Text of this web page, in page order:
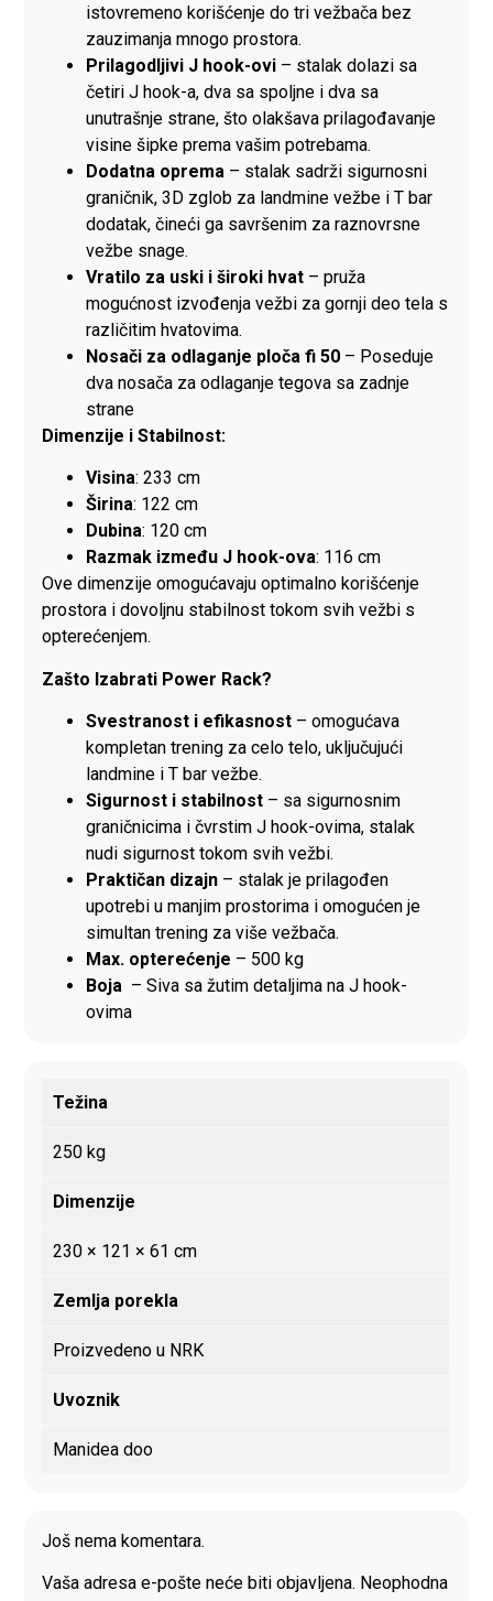
istovremeno korišćenje do tri vežbača bez
zauzimanja mnogo prostora.
Prilagodljivi J hook-ovi – stalak dolazi sa
četiri J hook-a, dva sa spoljne i dva sa
unutrašnje strane, što olakšava prilagođavanje
visine šipke prema vašim potrebama.
Dodatna oprema – stalak sadrži sigurnosni
graničnik, 3D zglob za landmine vežbe i T bar
dodatak, čineći ga savršenim za raznovrsne
vežbe snage.
Vratilo za uski i široki hvat – pruža
mogućnost izvođenja vežbi za gornji deo tela s
različitim hvatovima.
Nosači za odlaganje ploča fi 50 – Poseduje
dva nosača za odlaganje tegova sa zadnje
strane
Dimenzije i Stabilnost:
Visina: 233 cm
Širina: 122 cm
Dubina: 120 cm
Razmak između J hook-ova: 116 cm
Ove dimenzije omogućavaju optimalno korišćenje
prostora i dovoljnu stabilnost tokom svih vežbi s
opterećenjem.
Zašto Izabrati Power Rack?
Svestranost i efikasnost – omogućava
kompletan trening za celo telo, uključujući
landmine i T bar vežbe.
Sigurnost i stabilnost – sa sigurnosnim
graničnicima i čvrstim J hook-ovima, stalak
nudi sigurnost tokom svih vežbi.
Praktičan dizajn – stalak je prilagođen
upotrebi u manjim prostorima i omogućen je
simultan trening za više vežbača.
Max. opterećenje – 500 kg
Boja – Siva sa žutim detaljima na J hook-
ovima
Težina
250 kg
Dimenzije
230 × 121 × 61 cm
Zemlja porekla
Proizvedeno u NRK
Uvoznik
Manidea doo
Još nema komentara.
Vaša adresa e-pošte neće biti objavljena. Neophodna